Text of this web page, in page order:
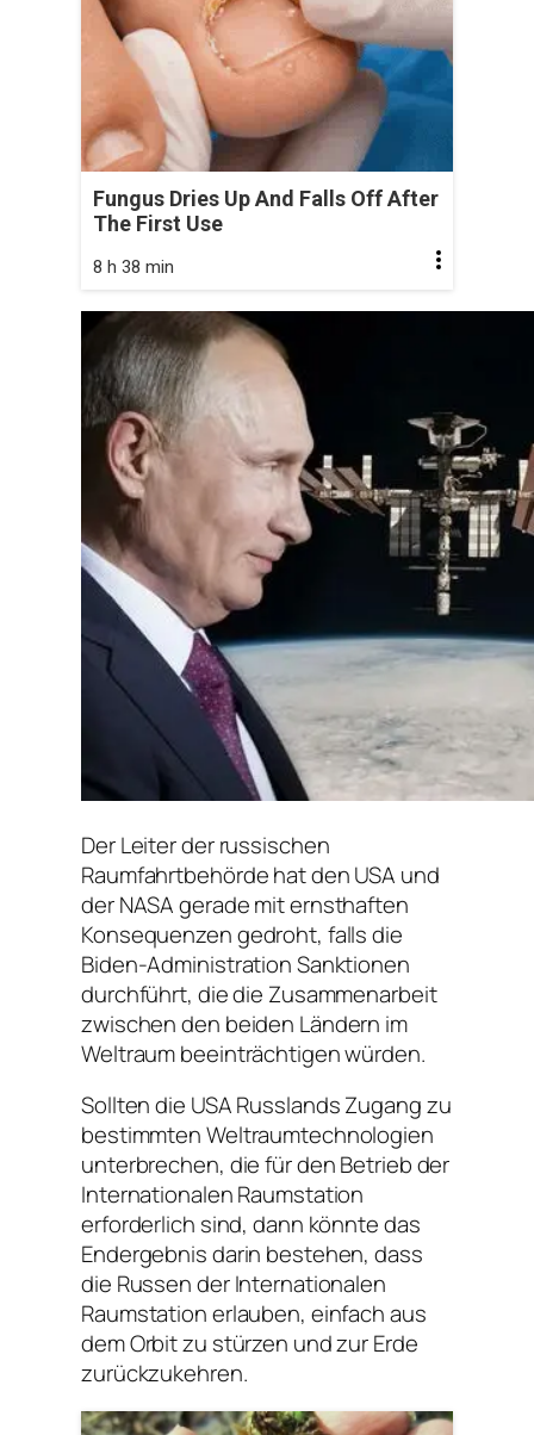
Fungus Dries Up And Falls Off After
The First Use
8 h 38 min
Der Leiter der russischen
Raumfahrtbehörde hat den USA und
der NASA gerade mit ernsthaften
Konsequenzen gedroht, falls die
Biden-Administration Sanktionen
durchführt, die die Zusammenarbeit
zwischen den beiden Ländern im
Weltraum beeinträchtigen würden.
Sollten die USA Russlands Zugang zu
bestimmten Weltraumtechnologien
unterbrechen, die für den Betrieb der
Internationalen Raumstation
erforderlich sind, dann könnte das
Endergebnis darin bestehen, dass
die Russen der Internationalen
Raumstation erlauben, einfach aus
dem Orbit zu stürzen und zur Erde
zurückzukehren.